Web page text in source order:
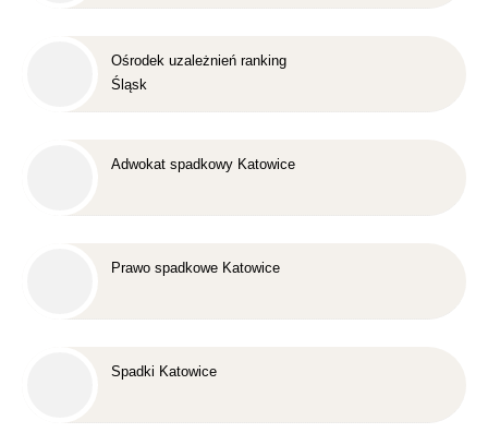
Ośrodek uzależnień ranking
Śląsk
Adwokat spadkowy Katowice
Prawo spadkowe Katowice
Spadki Katowice